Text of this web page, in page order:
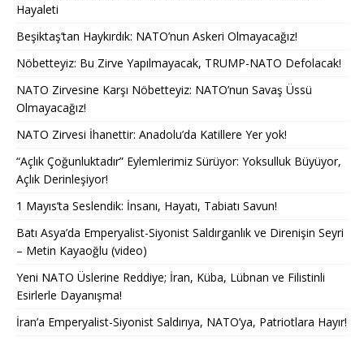
Hayaleti
Beşiktaş’tan Haykırdık: NATO’nun Askeri Olmayacağız!
Nöbetteyiz: Bu Zirve Yapılmayacak, TRUMP-NATO Defolacak!
NATO Zirvesine Karşı Nöbetteyiz: NATO’nun Savaş Üssü
Olmayacağız!
NATO Zirvesi İhanettir: Anadolu’da Katillere Yer yok!
“Açlık Çoğunluktadır” Eylemlerimiz Sürüyor: Yoksulluk Büyüyor,
Açlık Derinleşiyor!
1 Mayıs’ta Seslendik: İnsanı, Hayatı, Tabiatı Savun!
Batı Asya’da Emperyalist-Siyonist Saldırganlık ve Direnişin Seyri
– Metin Kayaoğlu (video)
Yeni NATO Üslerine Reddiye; İran, Küba, Lübnan ve Filistinli
Esirlerle Dayanışma!
İran’a Emperyalist-Siyonist Saldırıya, NATO’ya, Patriotlara Hayır!